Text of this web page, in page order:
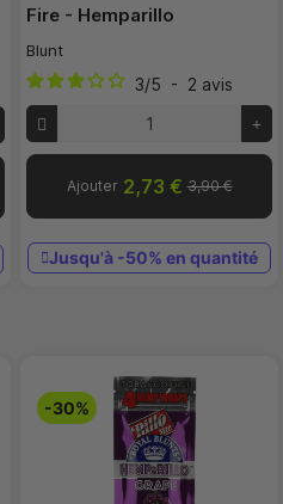
Fire - Hemparillo
Blunt
3/5 - 2 avis
Ajouter 2,73 € 3,90 €
Jusqu'à -50% en quantité
-30%